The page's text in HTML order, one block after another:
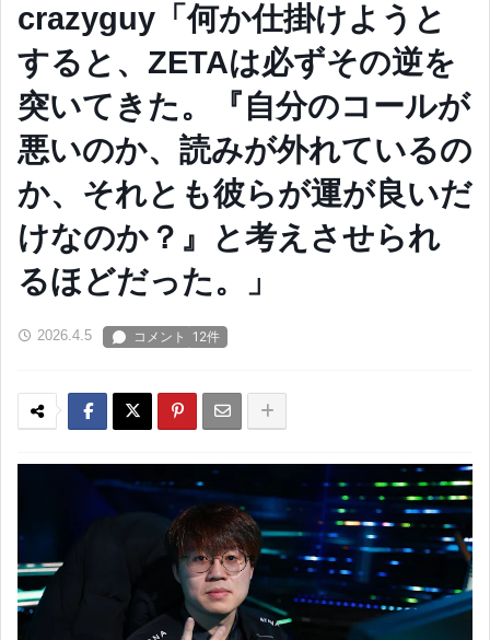
crazyguy「何か仕掛けようと
すると、ZETAは必ずその逆を
突いてきた。『自分のコールが
悪いのか、読みが外れているの
か、それとも彼らが運が良いだ
けなのか？』と考えさせられ
るほどだった。」
2026.4.5